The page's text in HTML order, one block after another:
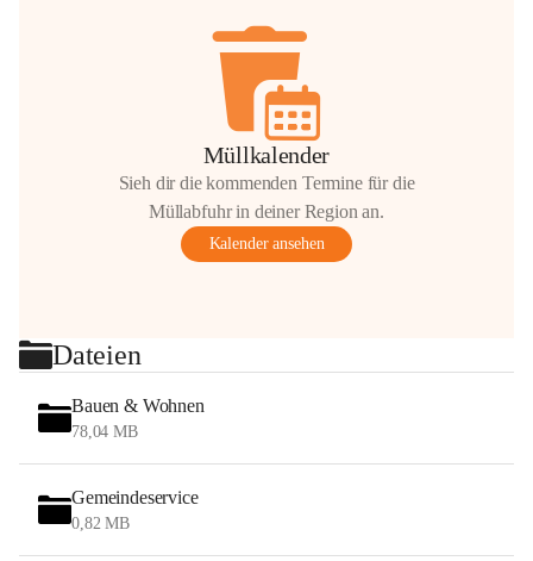
Müllkalender
Sieh dir die kommenden Termine für die
Müllabfuhr in deiner Region an.
Kalender ansehen
Dateien
Bauen & Wohnen
78,04 MB
Gemeindeservice
0,82 MB